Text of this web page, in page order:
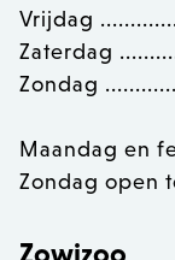
Vrijdag
Zaterdag
Zondag
Maandag en
Zondag open
Zowizoo